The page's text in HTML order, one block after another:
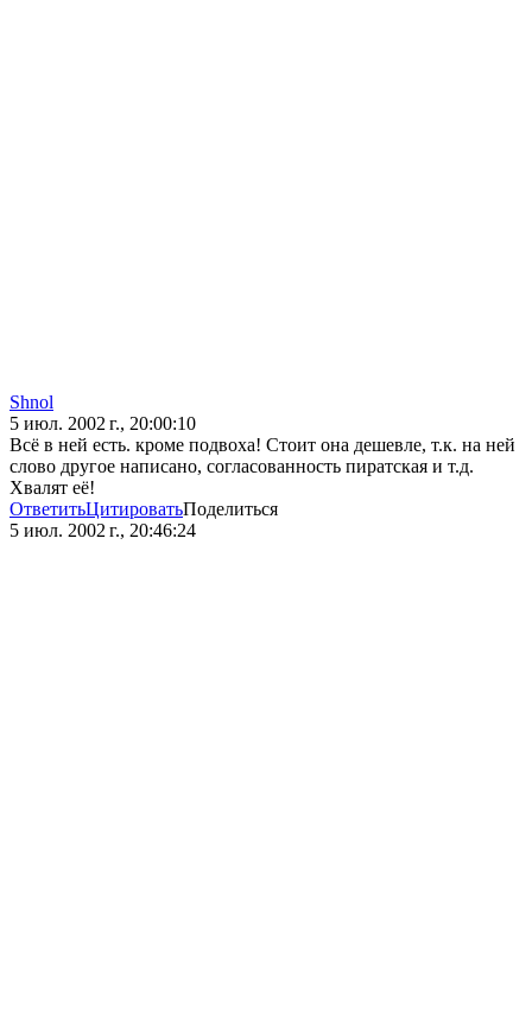
Shnol
5 июл. 2002 г., 20:00:10
Всё в ней есть. кроме подвоха! Стоит она дешевле, т.к. на ней
слово другое написано, согласованность пиратская и т.д.
Хвалят её!
ОтветитьЦитироватьПоделиться
5 июл. 2002 г., 20:46:24